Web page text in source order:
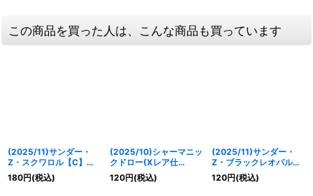
この商品を買った人は、こんな商品も買っています
(2025/11)サンダー・
Z・スクワロル【C】
{BS71-001}《赤》
180円(税込)
(2025/10)シャーマニッ
クドロー(Xレア仕
様/LM2025収録)【C】
{BS44-085}《赤》
120円(税込)
(2025/11)サンダー・
Z・ブラックレオパルド
【M】{BS71-011}
《赤》
120円(税込)